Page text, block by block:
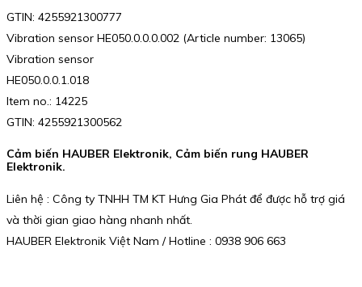
GTIN: 4255921300777
Vibration sensor HE050.0.0.0.002 (Article number: 13065)
Vibration sensor
HE050.0.0.1.018
Item no.: 14225
GTIN: 4255921300562
Cảm biến HAUBER Elektronik, Cảm biến rung HAUBER
Elektronik.
Liên hệ : Công ty TNHH TM KT Hưng Gia Phát để được hỗ trợ giá
và thời gian giao hàng nhanh nhất.
HAUBER Elektronik Việt Nam / Hotline : 0938 906 663